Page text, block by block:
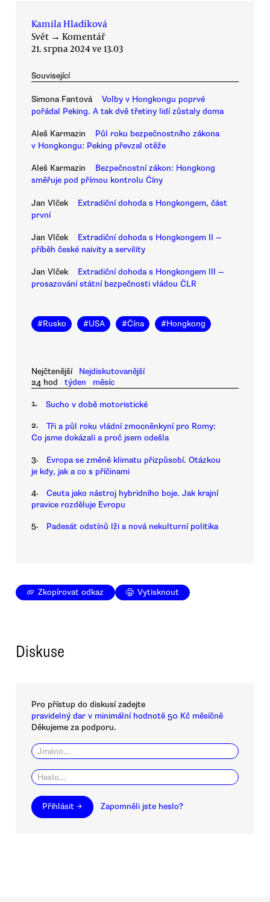
Kamila Hladíková
Svět → Komentář
21. srpna 2024 ve 13.03
Související
Simona Fantová
Volby v Hongkongu poprvé
pořádal Peking. A tak dvě třetiny lidí zůstaly doma
Aleš Karmazin
Půl roku bezpečnostního zákona
v Hongkongu: Peking převzal otěže
Aleš Karmazin
Bezpečnostní zákon: Hongkong
směřuje pod přímou kontrolu Číny
Jan Vlček
Extradiční dohoda s Hongkongem, část
první
Jan Vlček
Extradiční dohoda s Hongkongem II —
příběh české naivity a servility
Jan Vlček
Extradiční dohoda s Hongkongem III —
prosazování státní bezpečnosti vládou ČLR
#Rusko #USA #Čína #Hongkong
Nejčtenější
Nejdiskutovanější
24 hod
týden měsíc
1. Sucho v době motoristické
2.
Tři a půl roku vládní zmocněnkyní pro Romy:
Co jsme dokázali a proč jsem odešla
3.
Evropa se změně klimatu přizpůsobí. Otázkou
je kdy, jak a co s příčinami
4.
Ceuta jako nástroj hybridního boje. Jak krajní
pravice rozděluje Evropu
5. Padesát odstínů lži a nová nekulturní politika
Zkopírovat odkaz Vytisknout
Diskuse
Pro přístup do diskusí zadejte
pravidelný dar v minimální hodnotě 50 Kč měsíčně
Děkujeme za podporu.
Přihlásit → Zapomněli jste heslo?